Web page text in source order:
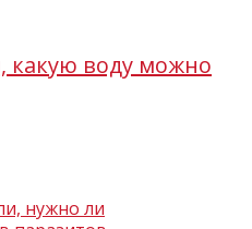
какую воду можно